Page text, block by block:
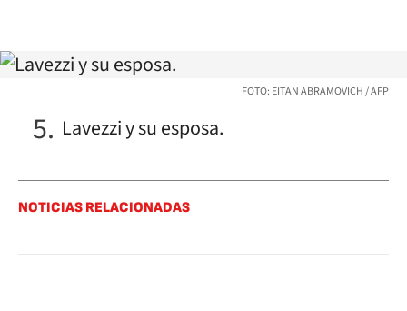
FOTO: EITAN ABRAMOVICH / AFP
Lavezzi y su esposa.
NOTICIAS RELACIONADAS